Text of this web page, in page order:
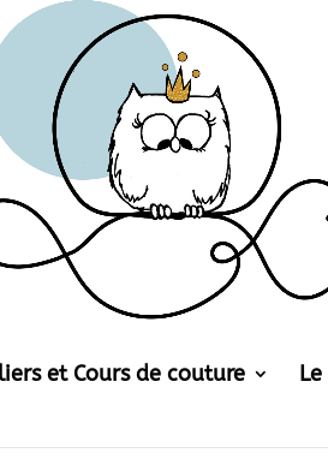
et Cours de couture